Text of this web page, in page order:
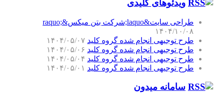
ویدئوهای کلیدی
طراحی سایت&laquo;شرکت بتن میکس&raquo;
۱۴۰۴/۱۰/۰۸
طرح توجیهی انجام شده گروه کلید ۱۴۰۴/۰۵/۰۷
طرح توجیهی انجام شده گروه کلید ۱۴۰۴/۰۵/۰۶
طرح توجیهی انجام شده گروه کلید ۱۴۰۴/۰۵/۰۴
طرح توجیهی انجام شده گروه کلید ۱۴۰۴/۰۵/۰۱
سامانه میدون